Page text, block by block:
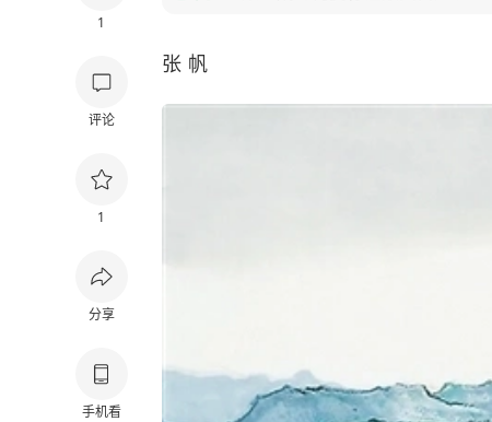
1
评论
1
分享
手机看
张 帆